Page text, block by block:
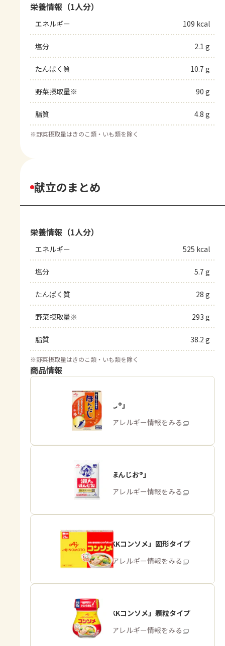
栄養情報（1人分）
エネルギー 109 kcal
塩分 2.1 g
たんぱく質 10.7 g
野菜摂取量※ 90 g
脂質 4.8 g
※野菜摂取量はきのこ類・いも類を除く
献立のまとめ
栄養情報（1人分）
エネルギー 525 kcal
塩分 5.7 g
たんぱく質 28 g
野菜摂取量※ 293 g
脂質 38.2 g
※野菜摂取量はきのこ類・いも類を除く
商品情報
「ほんだし®」
商品・アレルギー情報をみる
「瀬戸のほんじお®」
商品・アレルギー情報をみる
「味の素KKコンソメ」固形タイプ
商品・アレルギー情報をみる
「味の素KKコンソメ」顆粒タイプ
商品・アレルギー情報をみる